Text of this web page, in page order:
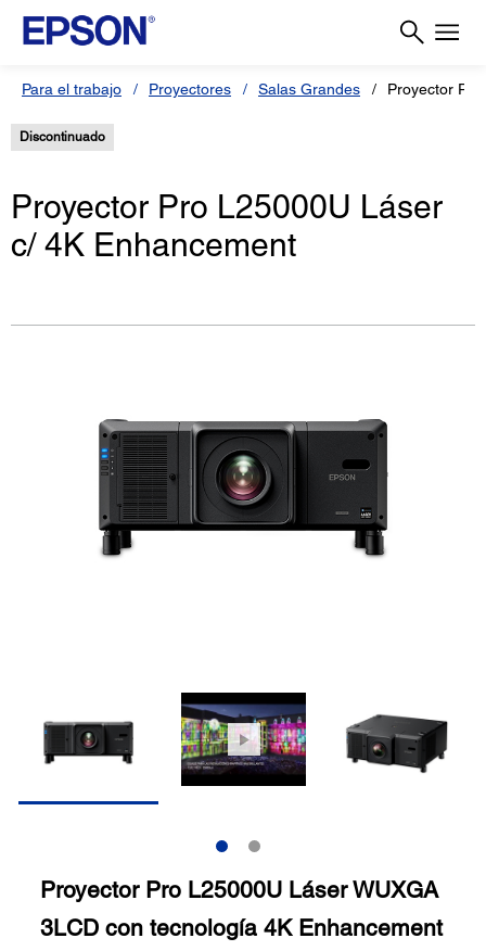
Para el trabajo Proyectores Salas Grandes Proyector
Discontinuado
Proyector Pro L25000U Láser
c/ 4K Enhancement
Proyector Pro L25000U Láser WUXGA
3LCD con tecnología 4K Enhancement